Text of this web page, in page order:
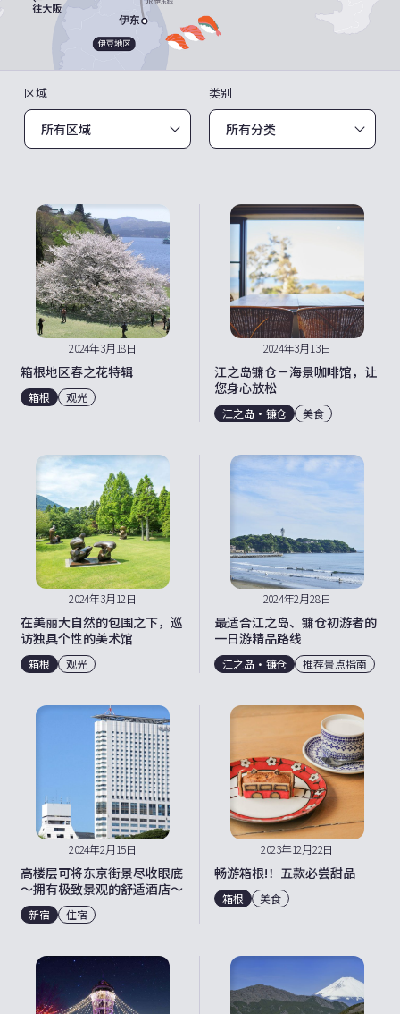
区域 类别
2024年3月18日
箱根地区春之花特辑
箱根 观光
2024年3月13日
江之岛镰仓－海景咖啡馆，让
您身心放松
江之岛・镰仓 美食
2024年3月12日
在美丽大自然的包围之下，巡
访独具个性的美术馆
箱根 观光
2024年2月28日
最适合江之岛、镰仓初游者的
一日游精品路线
江之岛・镰仓 推荐景点指南
2024年2月15日
高楼层可将东京街景尽收眼底
～拥有极致景观的舒适酒店～
新宿 住宿
2023年12月22日
畅游箱根!！五款必尝甜品
箱根 美食